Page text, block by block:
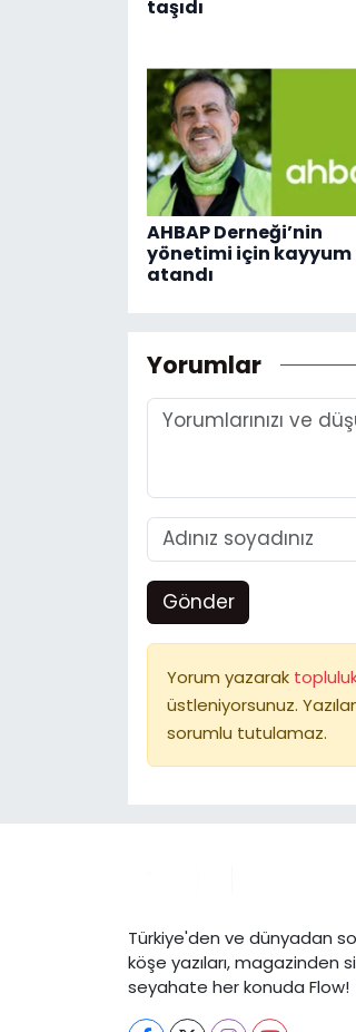
taşıdı
AHBAP Derneği’nin
yönetimi için kayyum
atandı
Yorumlar
Gönder
Yorum yazarak topluluk
üstleniyorsunuz.
sorumlu tutulamaz.
Türkiye'den ve dünyadan
köşe yazıları, magazinden
seyahate her konuda Flow!